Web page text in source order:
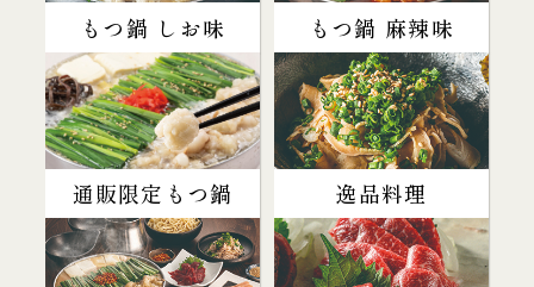
もつ鍋 しお味 もつ鍋 麻辣味
通販限定もつ鍋 逸品料理